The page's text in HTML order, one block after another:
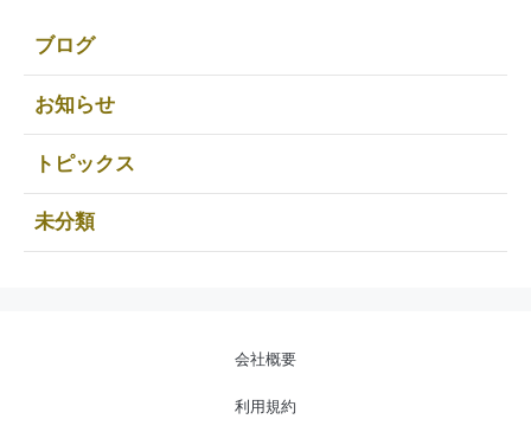
ブログ
お知らせ
トピックス
未分類
会社概要
利用規約